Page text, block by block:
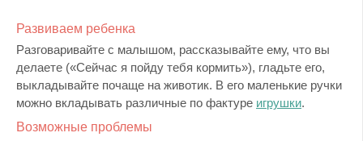
Развиваем ребенка
Разговаривайте с малышом, рассказывайте ему, что вы
делаете («Сейчас я пойду тебя кормить»), гладьте его,
выкладывайте почаще на животик. В его маленькие ручки
можно вкладывать различные по фактуре игрушки.
Возможные проблемы